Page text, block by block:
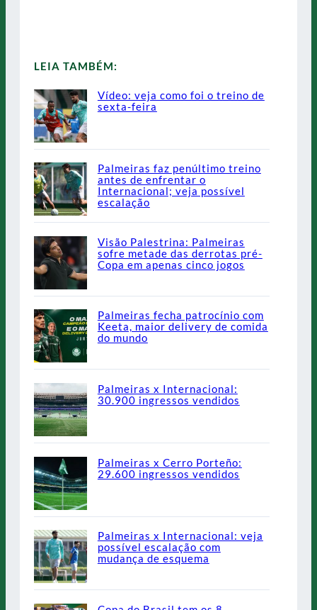
LEIA TAMBÉM:
Vídeo: veja como foi o treino de
sexta-feira
Palmeiras faz penúltimo treino
antes de enfrentar o
Internacional; veja possível
escalação
Visão Palestrina: Palmeiras
sofre metade das derrotas pré-
Copa em apenas cinco jogos
Palmeiras fecha patrocínio com
Keeta, maior delivery de comida
do mundo
Palmeiras x Internacional:
30.900 ingressos vendidos
Palmeiras x Cerro Porteño:
29.600 ingressos vendidos
Palmeiras x Internacional: veja
possível escalação com
mudança de esquema